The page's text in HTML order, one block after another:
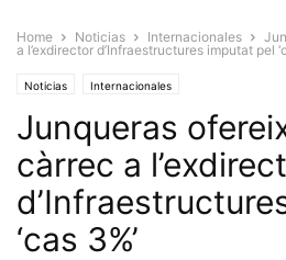
Home Noticias Internacionales
a l’exdirector d’Infraestructures imputat pel
Noticias Internacionales
Junqueras
càrrec a
‘cas 3%’